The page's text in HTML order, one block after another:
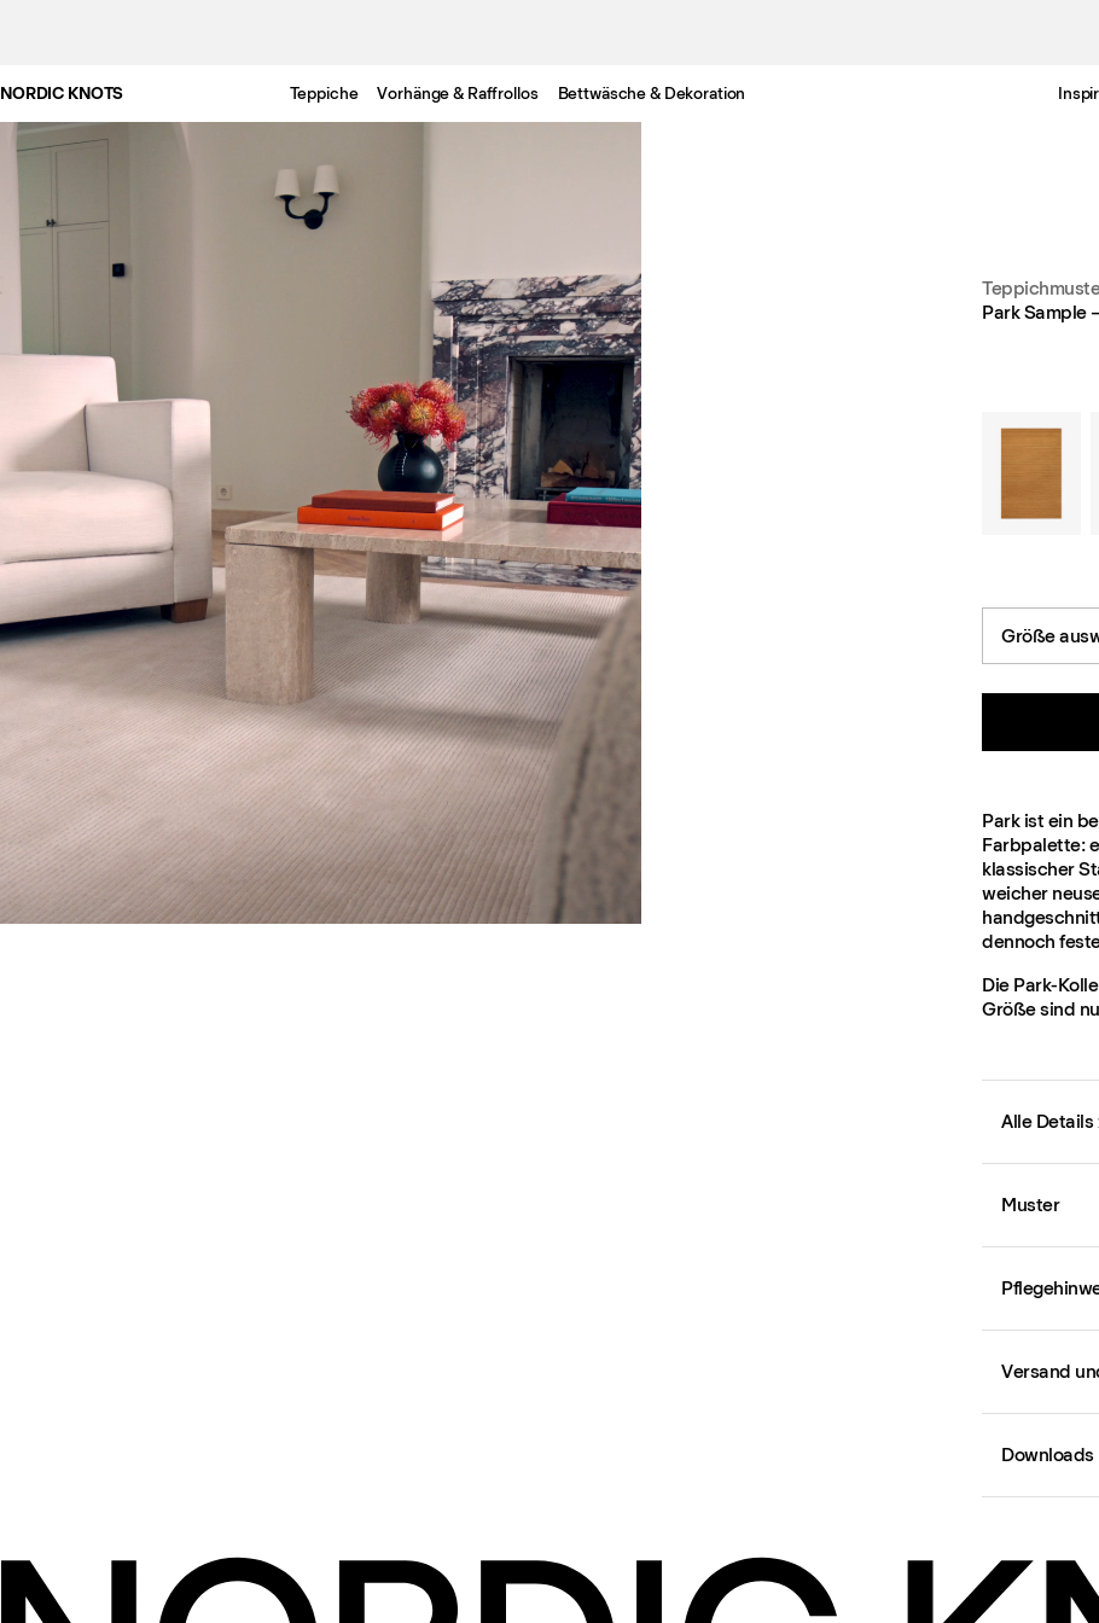
NORDIC KNOTS Teppiche Vorhänge & Raffrollos Bettwäsche & Dekoration
Park Sample
Größe
Park ist ein
Farbpalette:
klassischer
weicher
dennoch
Die Park-
Größe sind
Alle Details
Muster
Versand
Downloads